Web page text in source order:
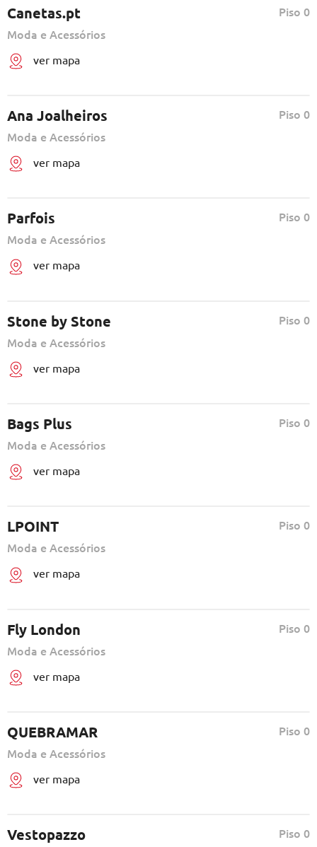
Canetas.pt
Piso 0
Moda e Acessórios
ver mapa
Ana Joalheiros
Piso 0
Moda e Acessórios
ver mapa
Parfois
Piso 0
Moda e Acessórios
ver mapa
Stone by Stone
Piso 0
Moda e Acessórios
ver mapa
Bags Plus
Piso 0
Moda e Acessórios
ver mapa
LPOINT
Piso 0
Moda e Acessórios
ver mapa
Fly London
Piso 0
Moda e Acessórios
ver mapa
QUEBRAMAR
Piso 0
Moda e Acessórios
ver mapa
Vestopazzo
Piso 0